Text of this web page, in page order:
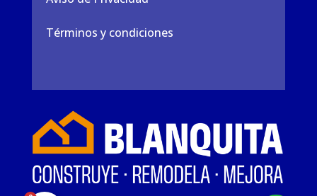
Términos y condiciones